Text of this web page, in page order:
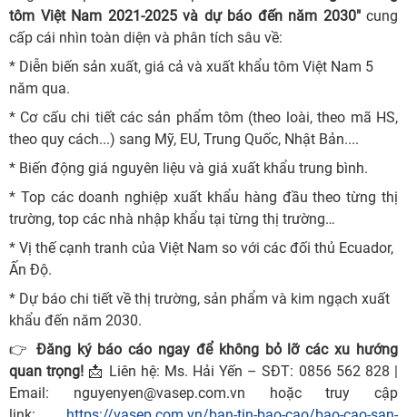
tôm Việt Nam 2021-2025 và dự báo đến năm 2030"cung
cấp cái nhìn toàn diện và phân tích sâu về:
* Diễn biến sản xuất, giá cả và xuất khẩu tôm Việt Nam 5
năm qua.
* Cơ cấu chi tiết các sản phẩm tôm (theo loài, theo mã HS,
theo quy cách...) sang Mỹ, EU, Trung Quốc, Nhật Bản....
* Biến động giá nguyên liệu và giá xuất khẩu trung bình.
* Top các doanh nghiệp xuất khẩu hàng đầu theo từng thị
trường, top các nhà nhập khẩu tại từng thị trường…
* Vị thế cạnh tranh của Việt Nam so với các đối thủ Ecuador,
Ấn Độ.
* Dự báo chi tiết về thị trường, sản phẩm và kim ngạch xuất
khẩu đến năm 2030.
👉 Đăng ký báo cáo ngay để không bỏ lỡ các xu hướng
quan trọng! 📩 Liên hệ: Ms. Hải Yến – SĐT: 0856 562 828 |
Email: nguyenyen@vasep.com.vn hoặc truy cập